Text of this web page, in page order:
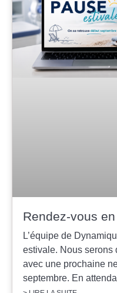
Rendez-vous
L’équipe de
estivale. Nous serons
avec une prochaine
septembre. En